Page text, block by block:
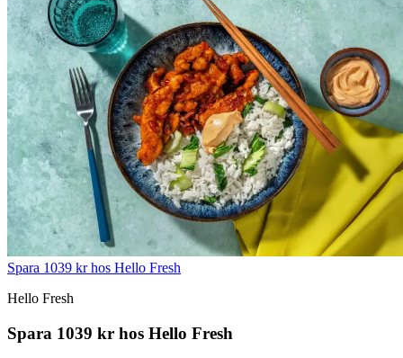
Spara 1039 kr hos Hello Fresh
Hello Fresh
Spara 1039 kr hos Hello Fresh